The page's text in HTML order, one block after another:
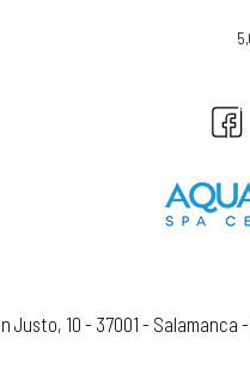
Justo, 10 - 37001 - Salamanca